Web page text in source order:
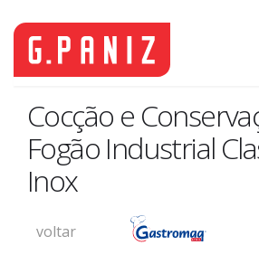
Cocção e
Fogão Industrial
Inox
voltar